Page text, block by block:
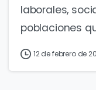
laborales,
poblaciones
12 de febrero de